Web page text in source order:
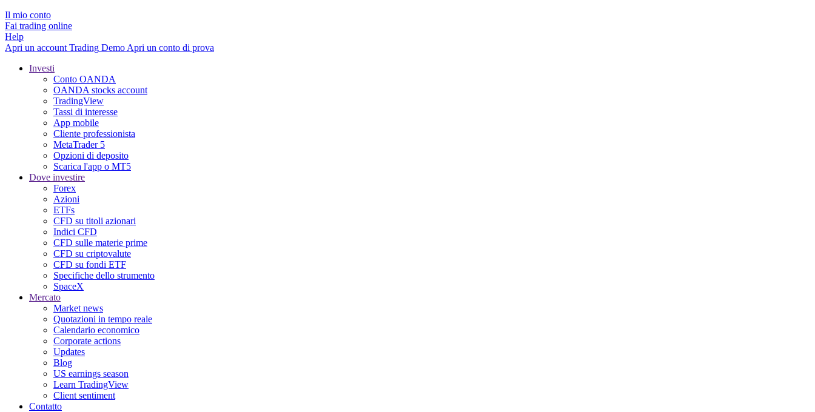
Il mio conto
Fai trading online
Help
Apri un account Trading Demo Apri un conto di prova
Investi
Conto OANDA
OANDA stocks account
TradingView
Tassi di interesse
App mobile
Cliente professionista
MetaTrader 5
Opzioni di deposito
Scarica l'app o MT5
Dove investire
Forex
Azioni
ETFs
CFD su titoli azionari
Indici CFD
CFD sulle materie prime
CFD su criptovalute
CFD su fondi ETF
Specifiche dello strumento
SpaceX
Mercato
Market news
Quotazioni in tempo reale
Calendario economico
Corporate actions
Updates
Blog
US earnings season
Learn TradingView
Client sentiment
Contatto